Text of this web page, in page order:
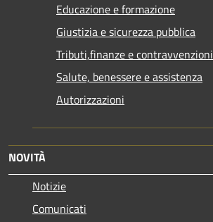
Educazione e formazione
Giustizia e sicurezza pubblica
Tributi,finanze e contravvenzioni
Salute, benessere e assistenza
Autorizzazioni
NOVITÀ
Notizie
Comunicati